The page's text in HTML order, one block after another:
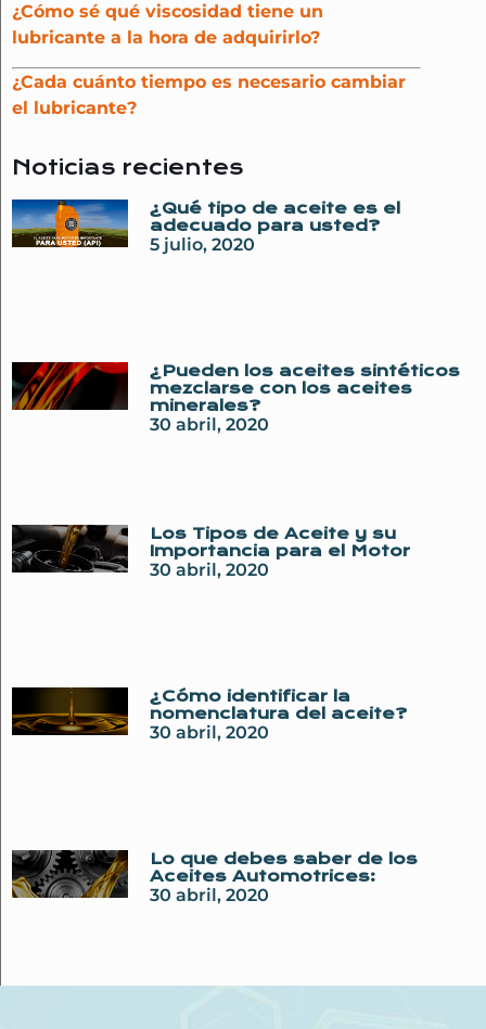
¿Cómo sé qué viscosidad tiene un
lubricante a la hora de adquirirlo?
¿Cada cuánto tiempo es necesario cambiar
el lubricante?
Noticias recientes
¿Qué tipo de aceite es el
adecuado para usted?
5 julio, 2020
¿Pueden los aceites sintéticos
mezclarse con los aceites
minerales?
30 abril, 2020
Los Tipos de Aceite y su
Importancia para el Motor
30 abril, 2020
¿Cómo identificar la
nomenclatura del aceite?
30 abril, 2020
Lo que debes saber de los
Aceites Automotrices:
30 abril, 2020